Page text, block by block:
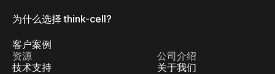
为什么选择 think-cell?
客户案例
资源
技术支持
公司介绍
关于我们